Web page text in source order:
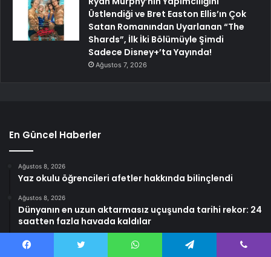
Üstlendiği ve Bret Easton Ellis’ın Çok
Satan Romanından Uyarlanan “The
Shards”, İlk İki Bölümüyle Şimdi
Sadece Disney+’ta Yayında!
Ağustos 7, 2026
En Güncel Haberler
Ağustos 8, 2026
Yaz okulu öğrencileri afetler hakkında bilinçlendi
Ağustos 8, 2026
Dünyanın en uzun aktarmasız uçuşunda tarihi rekor: 24
saatten fazla havada kaldılar
Ağustos 8, 2026
Sakarya’da Uyuşturucu Operasyonu: 6 Zanlı Tutuklandı